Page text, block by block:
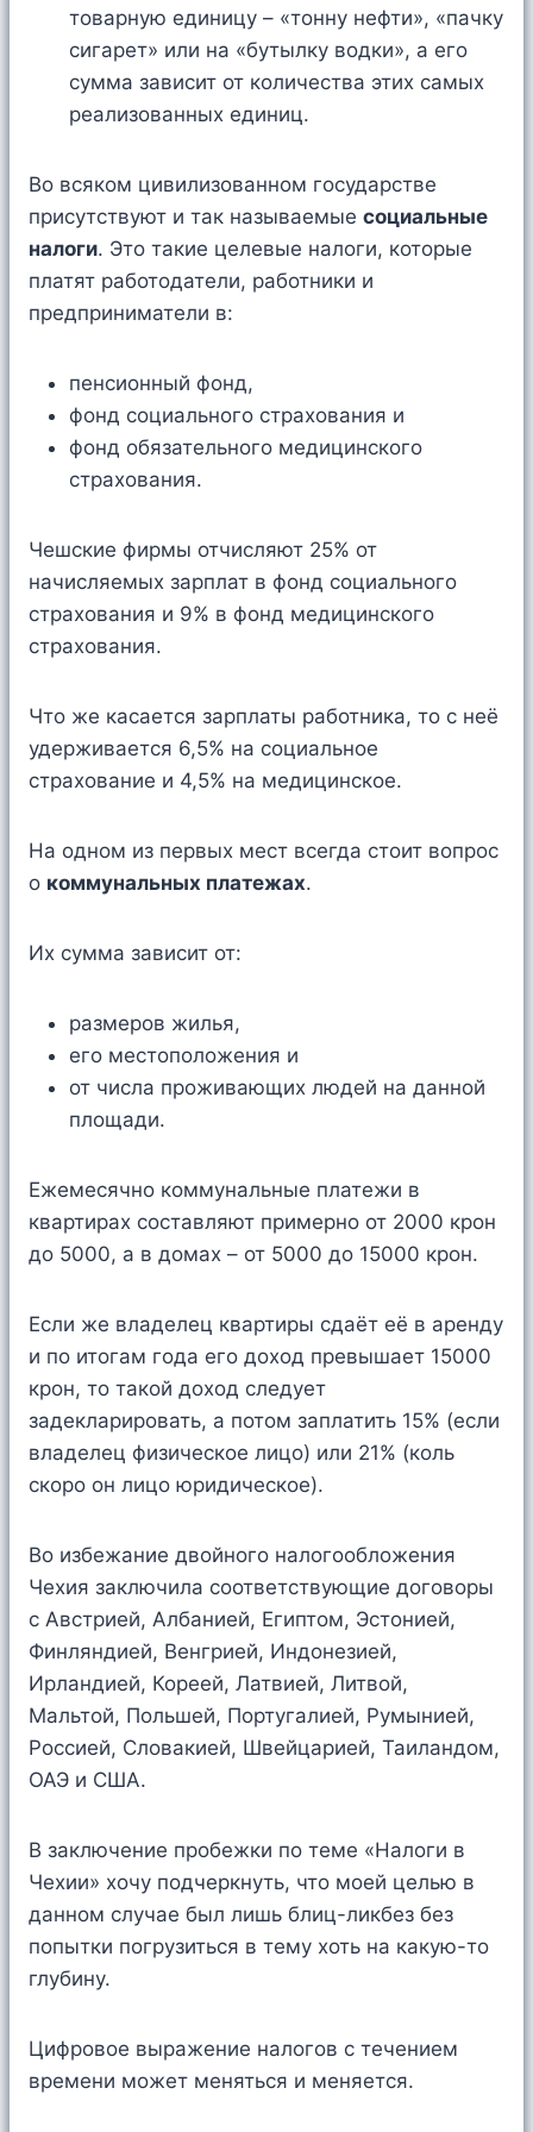
товарную единицу – «тонну нефти», «пачку
сигарет» или на «бутылку водки», а его
сумма зависит от количества этих самых
реализованных единиц.
Во всяком цивилизованном государстве
присутствуют и так называемые социальные
налоги. Это такие целевые налоги, которые
платят работодатели, работники и
предприниматели в:
пенсионный фонд,
фонд социального страхования и
фонд обязательного медицинского
страхования.
Чешские фирмы отчисляют 25% от
начисляемых зарплат в фонд социального
страхования и 9% в фонд медицинского
страхования.
Что же касается зарплаты работника, то с неё
удерживается 6,5% на социальное
страхование и 4,5% на медицинское.
На одном из первых мест всегда стоит вопрос
о коммунальных платежах.
Их сумма зависит от:
размеров жилья,
его местоположения и
от числа проживающих людей на данной
площади.
Ежемесячно коммунальные платежи в
квартирах составляют примерно от 2000 крон
до 5000, а в домах – от 5000 до 15000 крон.
Если же владелец квартиры сдаёт её в аренду
и по итогам года его доход превышает 15000
крон, то такой доход следует
задекларировать, а потом заплатить 15% (если
владелец физическое лицо) или 21% (коль
скоро он лицо юридическое).
Во избежание двойного налогообложения
Чехия заключила соответствующие договоры
с Австрией, Албанией, Египтом, Эстонией,
Финляндией, Венгрией, Индонезией,
Ирландией, Кореей, Латвией, Литвой,
Мальтой, Польшей, Португалией, Румынией,
Россией, Словакией, Швейцарией, Таиландом,
ОАЭ и США.
В заключение пробежки по теме «Налоги в
Чехии» хочу подчеркнуть, что моей целью в
данном случае был лишь блиц-ликбез без
попытки погрузиться в тему хоть на какую-то
глубину.
Цифровое выражение налогов с течением
времени может меняться и меняется.